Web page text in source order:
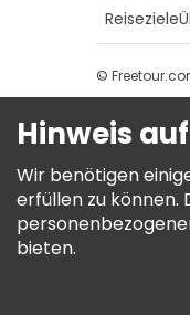
Reiseziele
©
Hinweis
Wir benötigen
erfüllen zu können.
bieten.